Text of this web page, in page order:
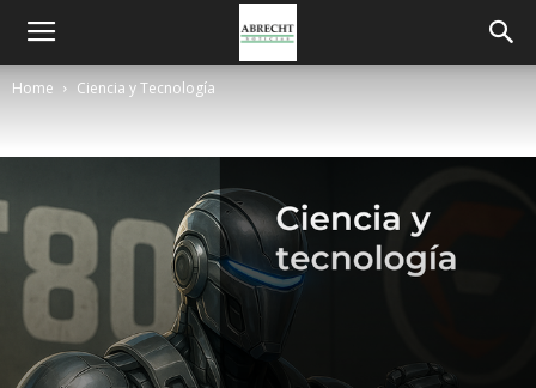
Home Ciencia y Tecnología